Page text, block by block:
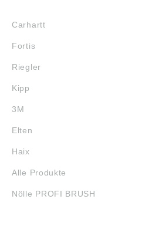
Carhartt
Fortis
Riegler
Kipp
3M
Elten
Haix
Alle Produkte
Nölle PROFI BRUSH